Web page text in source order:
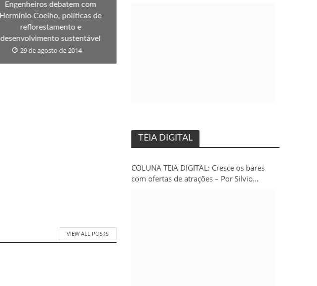
Engenheiros debatem com
Hermínio Coelho, políticas de
reflorestamento e
desenvolvimento sustentável
29 de agosto de 2014
VIEW ALL POSTS
TEIA DIGITAL
COLUNA TEIA DIGITAL: Cresce os bares
com ofertas de atrações – Por Silvio